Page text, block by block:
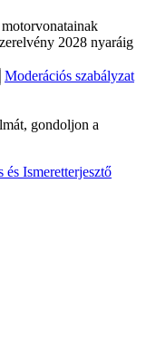
2028 nyaráig
Moderációs szabályzat
gondoljon a
Ismeretterjesztő